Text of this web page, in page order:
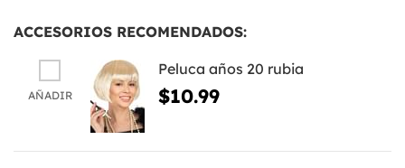
ACCESORIOS RECOMENDADOS:
AÑADIR
Peluca años 20 rubia
$10.99